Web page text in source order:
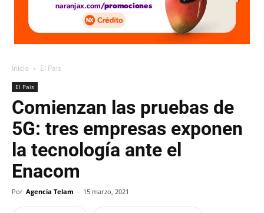
Inicio El Pais
El Pais
Comienzan las pruebas de
5G: tres empresas exponen
la tecnología ante el
Enacom
Por Agencia Telam - 15 marzo, 2021